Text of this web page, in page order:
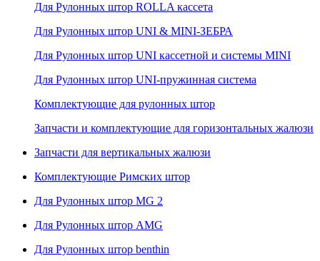
Для Рулонных штор ROLLA кассета
Для Рулонных штор UNI & MINI-ЗЕБРА
Для Рулонных штор UNI кассетной и системы MINI
Для Рулонных штор UNI-пружинная система
Комплектующие для рулонных штор
Запчасти и комплектующие для горизонтальных жалюзи
Запчасти для вертикальных жалюзи
Комплектующие Римских штор
Для Рулонных штор MG 2
Для Рулонных штор AMG
Для Рулонных штор benthin